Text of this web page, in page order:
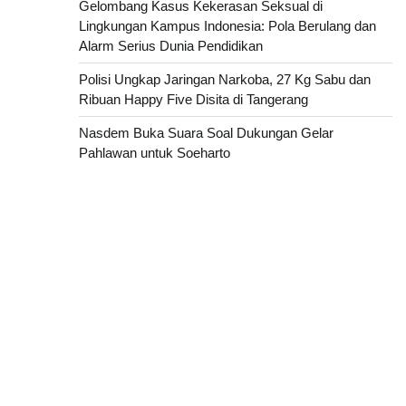
Gelombang Kasus Kekerasan Seksual di
Lingkungan Kampus Indonesia: Pola Berulang dan
Alarm Serius Dunia Pendidikan
Polisi Ungkap Jaringan Narkoba, 27 Kg Sabu dan
Ribuan Happy Five Disita di Tangerang
Nasdem Buka Suara Soal Dukungan Gelar
Pahlawan untuk Soeharto